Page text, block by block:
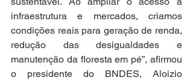
infraestrutura e mercados, criamos
condições reais para geração de renda,
redução das desigualdades e
manutenção da floresta em pé”, afirmou
o presidente do BNDES, Aloizio